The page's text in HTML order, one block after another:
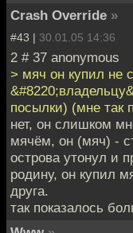
Crash Override »
#43 | 30.01.05 14:36
2 # 37 anonymous
> мяч он купил не
посылки) (мне так
нет, он слишком
мячём, он (мяч) -
острова утонул и
родину, он купил
друга.
так показалось